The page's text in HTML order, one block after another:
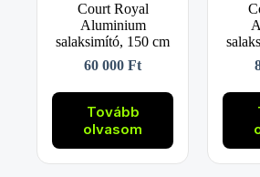
Court Royal
Aluminium
salaksimító, 150 cm
60 000Ft
Tovább
olvasom